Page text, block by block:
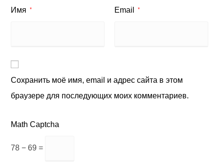
Имя * Email *
Сохранить моё имя, email и адрес сайта в этом
браузере для последующих моих комментариев.
Math Captcha
78 − 69 =